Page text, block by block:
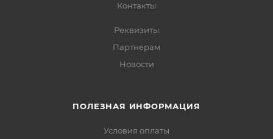
Контакты
Реквизиты
Партнерам
Новости
ПОЛЕЗНАЯ ИНФОРМАЦИЯ
Условия оплаты